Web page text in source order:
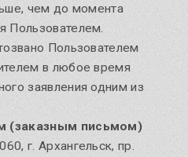
чем до момента
Пользователем.
Пользователем
в любое время
заявления одним из
(заказным письмом)
г. Архангельск, пр.